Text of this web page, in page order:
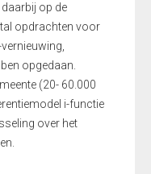
op de
opdrachten voor
opgedaan.
(20- 60.000
i-functie
over het